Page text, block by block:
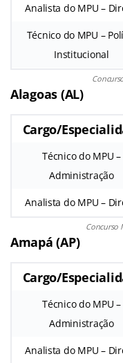
Analista do MPU –
Técnico do MPU –
Institucional
Alagoas (AL)
Cargo/
Técnico do MPU –
Administração
Analista do MPU –
Concurso
Amapá (AP)
Cargo/
Técnico do MPU –
Administração
Analista do MPU –